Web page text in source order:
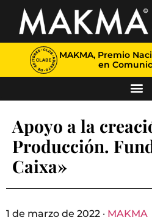
MAKMA, Premio
en
Apoyo a la
Producción.
Caixa»
1 de marzo de 2022 · MAKMA